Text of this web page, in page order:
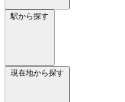
駅から探す
現在地から探す